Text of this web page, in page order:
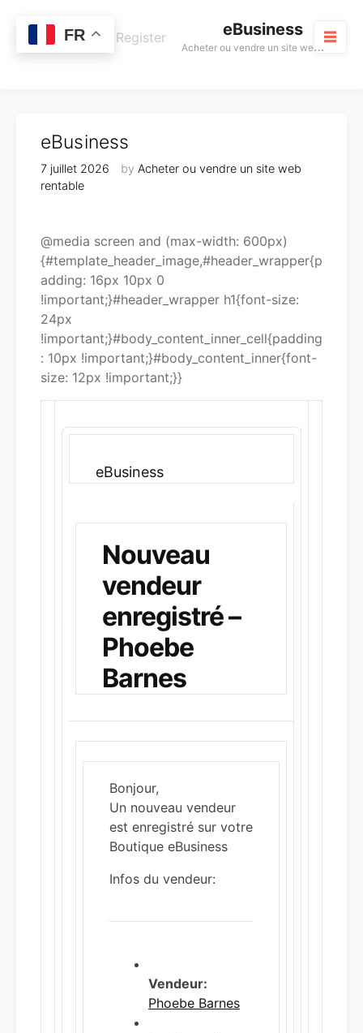
content
eBusiness
A
cheter ou vendre un site web rentable
CartLogin / Register
eBusiness
7 juillet 2026 by Acheter ou vendre un site web
rentable
@media screen and (max-width: 600px)
{#template_header_image,#header_wrapper{p
adding: 16px 10px 0
!important;}#header_wrapper h1{font-size:
24px
!important;}#body_content_inner_cell{padding
: 10px !important;}#body_content_inner{font-
size: 12px !important;}}
eBusiness
Nouveau
vendeur
enregistré –
Phoebe
Barnes
Bonjour,
Un nouveau vendeur
est enregistré sur votre
Boutique eBusiness
Infos du vendeur:
Vendeur:
Phoebe Barnes
FR